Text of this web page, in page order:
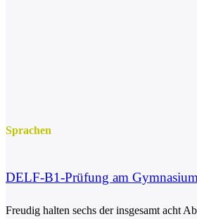
Sprachen
DELF-B1-Prüfung am
Freudig halten sechs der insgesamt acht